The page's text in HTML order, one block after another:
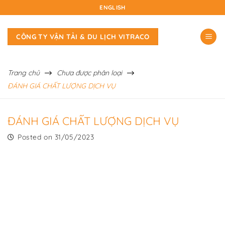
content
ENGLISH
CÔNG TY VẬN TẢI & DU LỊCH VITRACO
Trang chủ
Chưa được phân loại
ĐÁNH GIÁ CHẤT LƯỢNG DỊCH VỤ
ĐÁNH GIÁ CHẤT LƯỢNG DỊCH VỤ
Posted on 31/05/2023